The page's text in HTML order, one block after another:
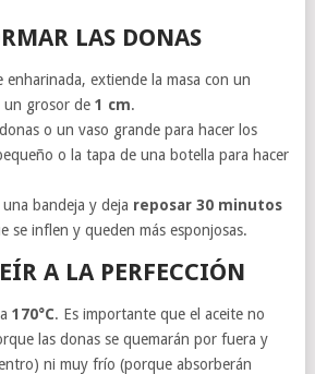
LAS DONAS
enharinada, extiende la masa con un
un grosor de 1 cm.
o un vaso grande para hacer los
o la tapa de una botella para hacer
bandeja y deja reposar 30 minutos
se inflen y queden más esponjosas.
A LA PERFECCIÓN
a170°C. Es importante que el aceite no
las donas se quemarán por fuera y
ni muy frío (porque absorberán